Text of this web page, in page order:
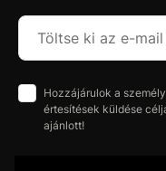
Hozzájárulok a
értesítések küldése
ajánlott!